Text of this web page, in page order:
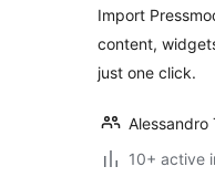
Import
content,
just one click.
Alessandro
10+ active